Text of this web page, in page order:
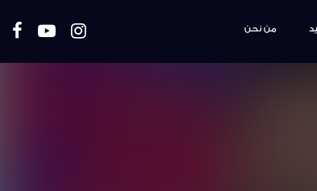
من نحن